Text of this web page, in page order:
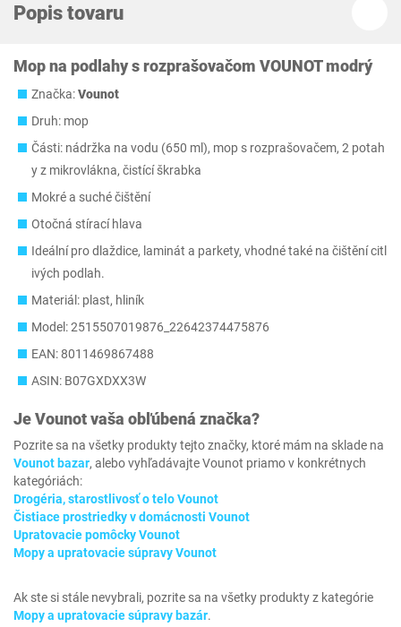
Popis tovaru
Mop na podlahy s rozprašovačom VOUNOT modrý
Značka:Vounot
Druh: mop
Části: nádržka na vodu (650 ml), mop s rozprašovačem, 2 potah
y z mikrovlákna, čistící škrabka
Mokré a suché čištění
Otočná stírací hlava
Ideální pro dlaždice, laminát a parkety, vhodné také na čištění citl
ivých podlah.
Materiál: plast, hliník
Model: 2515507019876_22642374475876
EAN: 8011469867488
ASIN: B07GXDXX3W
JeVounotvaša obľúbená značka?
Pozrite sa na všetky produkty tejto značky, ktoré mám na sklade na
Vounot bazar, alebo vyhľadávajte Vounot priamo v konkrétnych
kategóriách:
Drogéria, starostlivosť o telo Vounot
Čistiace prostriedky v domácnosti Vounot
Upratovacie pomôcky Vounot
Mopy a upratovacie súpravy Vounot
Ak ste si stále nevybrali, pozrite sa na všetky produkty z kategórie
Mopy a upratovacie súpravy bazár.